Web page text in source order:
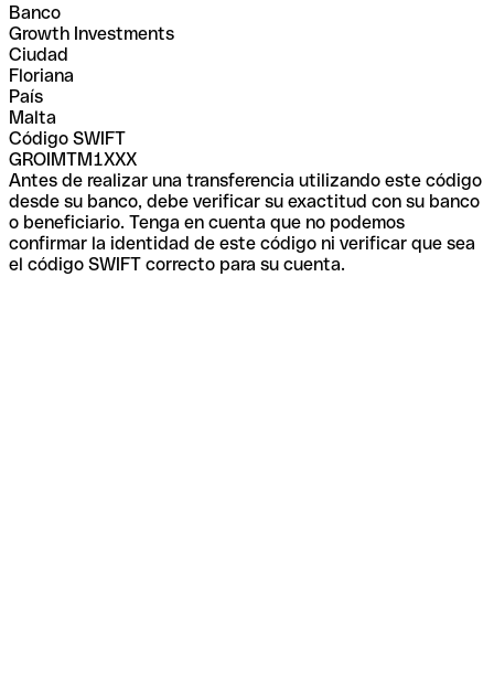
Banco
Growth Investments
Ciudad
Floriana
País
Malta
Código SWIFT
GROIMTM1XXX
Antes de realizar una transferencia utilizando este código
desde su banco, debe verificar su exactitud con su banco
o beneficiario. Tenga en cuenta que no podemos
confirmar la identidad de este código ni verificar que sea
el código SWIFT correcto para su cuenta.